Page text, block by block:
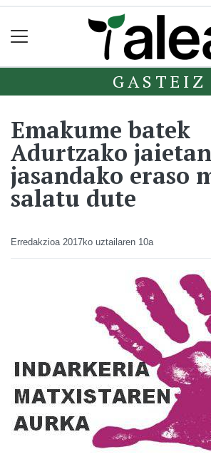
GASTEIZ
Emakume batek
Adurtzako jaietan
jasandako eraso
salatu dute
Erredakzioa 2017ko uztailaren 10a